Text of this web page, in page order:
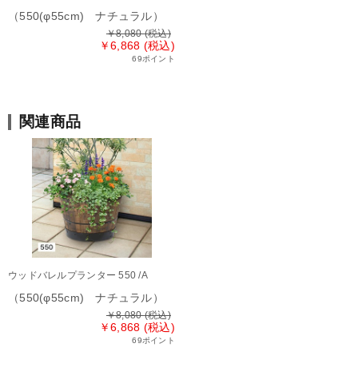
（550(φ55cm) ナチュラル）
￥8,080(税込)
￥6,868 (税込)
69ポイント
関連商品
ウッドバレルプランター 550 /A
（550(φ55cm) ナチュラル）
￥8,080(税込)
￥6,868 (税込)
69ポイント